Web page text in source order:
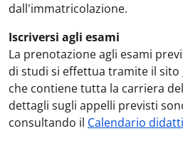
dall'immatricolazione.
Iscriversi agli esami
La prenotazione agli esami
di studi si effettua tramite il sito
che contiene tutta la carriera
dettagli sugli appelli previsti
consultando il Calendario